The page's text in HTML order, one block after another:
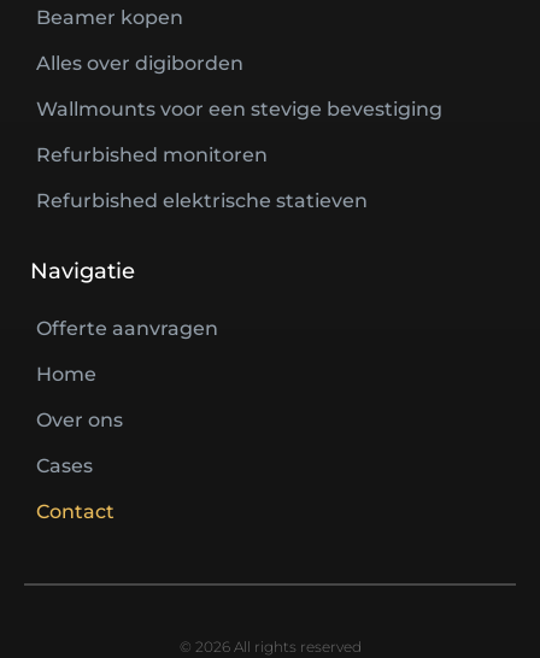
Beamer kopen
Alles over digiborden
Wallmounts voor een stevige bevestiging
Refurbished monitoren
Refurbished elektrische statieven
Navigatie
Offerte aanvragen
Home
Over ons
Cases
Contact
© 2026 All rights reserved